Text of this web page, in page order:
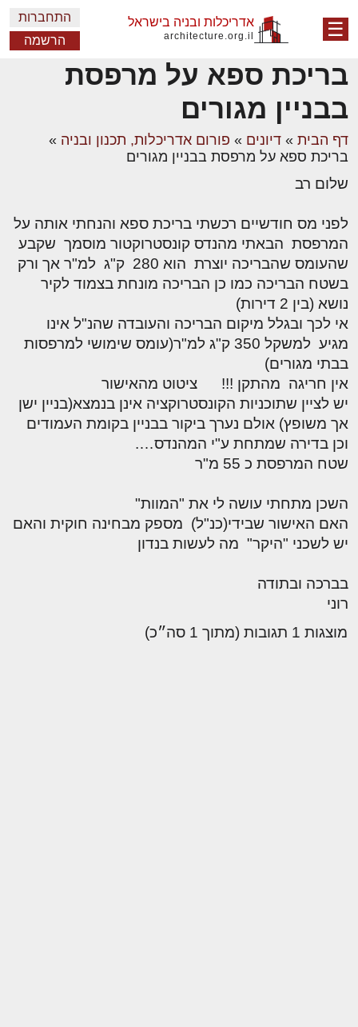
☰ אדריכלות ובניה בישראל
architecture.org.il
התחברות
הרשמה
בריכת ספא על מרפסת
בבניין מגורים
דף הבית » דיונים » פורום אדריכלות, תכנון ובניה »
בריכת ספא על מרפסת בבניין מגורים
שלום רב
לפני מס חודשיים רכשתי בריכת ספא והנחתי אותה על
המרפסת הבאתי מהנדס קונסטרוקטור מוסמך שקבע
שהעומס שהבריכה יוצרת הוא 280 ק"ג למ"ר אך ורק
בשטח הבריכה כמו כן הבריכה מונחת בצמוד לקיר
נושא (בין 2 דירות)
אי לכך ובגלל מיקום הבריכה והעובדה שהנ"ל אינו
מגיע למשקל 350 ק"ג למ"ר(עומס שימושי למרפסות
בבתי מגורים)
אין חריגה מהתקן !!! ציטוט מהאישור
יש לציין שתוכניות הקונסטרוקציה אינן בנמצא(בניין ישן
אך משופץ) אולם נערך ביקור בבניין בקומת העמודים
וכן בדירה שמתחת ע"י המהנדס….
שטח המרפסת כ 55 מ"ר
השכן מתחתי עושה לי את "המוות"
האם האישור שבידי(כנ"ל) מספק מבחינה חוקית והאם
יש לשכני "היקר" מה לעשות בנדון
בברכה ובתודה
רוני
מוצגות 1 תגובות (מתוך 1 סה״כ)